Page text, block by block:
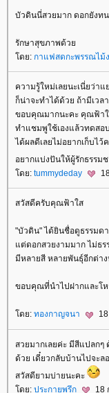
บัวดินนี่สวยมาก ดอกยังท
รักษาสุขภาพด้ว
ดย: กาแฟสดกะพรรณไม้
ความรู้ใหม่เลยนะเนี่ยว่า
ก็น่าจะทำได้ด้วย ถ้ามีเว
ขอบคุณมากนะคะ คุณฟ้าใ
ทำแชมพูใช้เองแล้วทดสอ
ได้ผลดีเลยไม่อยากเก็บไว้
อยากแบ่งปันให้ผู้รักธรรม
ดย: tummydeday
สวัสดีครับคุณฟ้าใส
"บัวดิน" ได้ยินชื่อดูธรรมด
ต่ดอกสวยงามมาก ไม่ธร
มีหลายสี หลายพันธุ์อีกต่า
ขอบคุณที่นำไปฝากและโ
ดย: ทองกาญจนา
สวยมากเลยค่ะ มีสีแปลก
ด้วย เดี๋ยวกลับบ้านไปจะล
สวัสดียามบ่ายนะคะ
ดย: ประกายพรึก 18